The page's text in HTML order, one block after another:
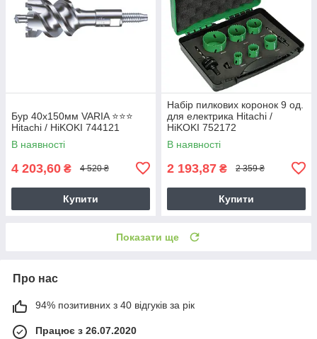
Бур 40х150мм VARIA ⭐️⭐️⭐️
Hitachi / HiKOKI 744121
В наявності
4 203,60 ₴ 4 520 ₴
Купити
Набір пилкових коронок 9 од.
для електрика Hitachi /
HiKOKI 752172
В наявності
2 193,87 ₴ 2 359 ₴
Купити
Показати ще
Про нас
94% позитивних з 40 відгуків за рік
Працює з 26.07.2020